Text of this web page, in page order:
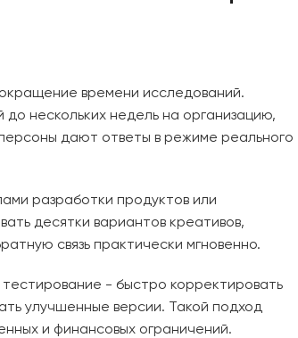
времени исследований.
нескольких недель на организацию,
дают ответы в режиме реального
разработки продуктов или
десятки вариантов креативов,
связь практически мгновенно.
- быстро корректировать
улучшенные версии. Такой подход
и финансовых ограничений.